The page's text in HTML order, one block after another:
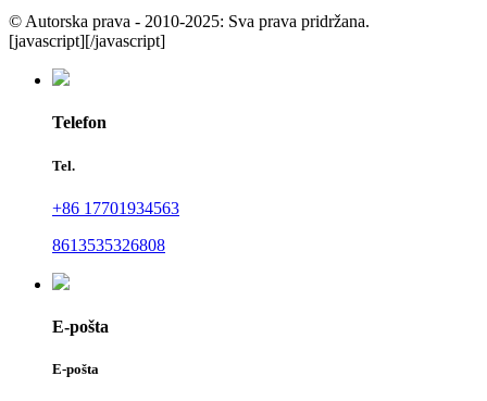
© Autorska prava - 2010-2025: Sva prava pridržana.
[javascript][/javascript]
Telefon
Tel.
+86 17701934563
8613535326808
E-pošta
E-pošta